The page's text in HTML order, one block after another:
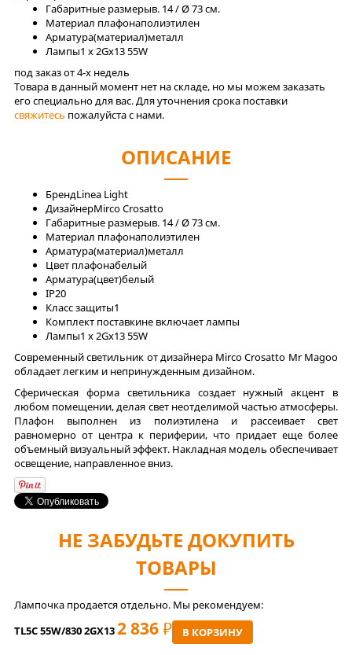
Габаритные размерыв. 14 / Ø 73 см.
Материал плафонаполиэтилен
Арматура(материал)металл
Лaмпы1 x 2Gx13 55W
под заказ от 4-x недель
Товара в данный момент нет на складе, но мы можем заказать
его специально для вас. Для уточнения срока поставки
свяжитесь пожалуйста с нами.
ОПИСАНИЕ
БрендLinea Light
ДизайнерMirco Crosatto
Габаритные размерыв. 14 / Ø 73 см.
Материал плафонаполиэтилен
Арматура(материал)металл
Цвет плафонабелый
Арматура(цвет)белый
IP20
Класс защиты1
Комплект поставкине включает лампы
Лaмпы1 x 2Gx13 55W
Современный светильник от дизайнера Mirco Crosatto Mr Magoo
обладает легким и непринужденным дизайном.
Сферическая форма светильника создает нужный акцент в
любом помещении, делая свет неотделимой частью атмосферы.
Плафон выполнен из полиэтилена и рассеивает свет
равномерно от центра к периферии, что придает еще более
объемный визуальный эффект. Накладная модель обеспечивает
освещение, направленное вниз.
НЕ ЗАБУДЬТЕ ДОКУПИТЬ
ТОВАРЫ
Лампочка продается отдельно. Мы рекомендуем:
TL5C 55W/830 2GX132 836 РУБ В КОРЗИНУ